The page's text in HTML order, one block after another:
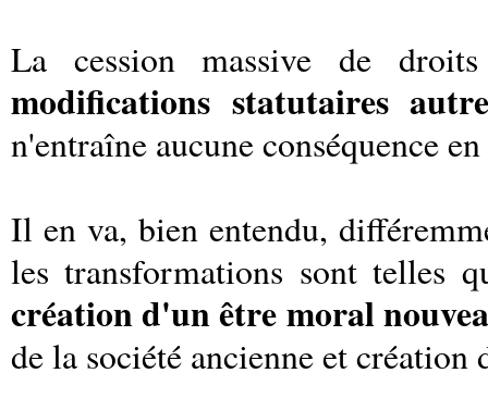
La cession massive de
modifications statutaires
n'entraîne aucune conséquence
Il en va, bien entendu,
les transformations sont telles
création d'un être moral
de la société ancienne et création